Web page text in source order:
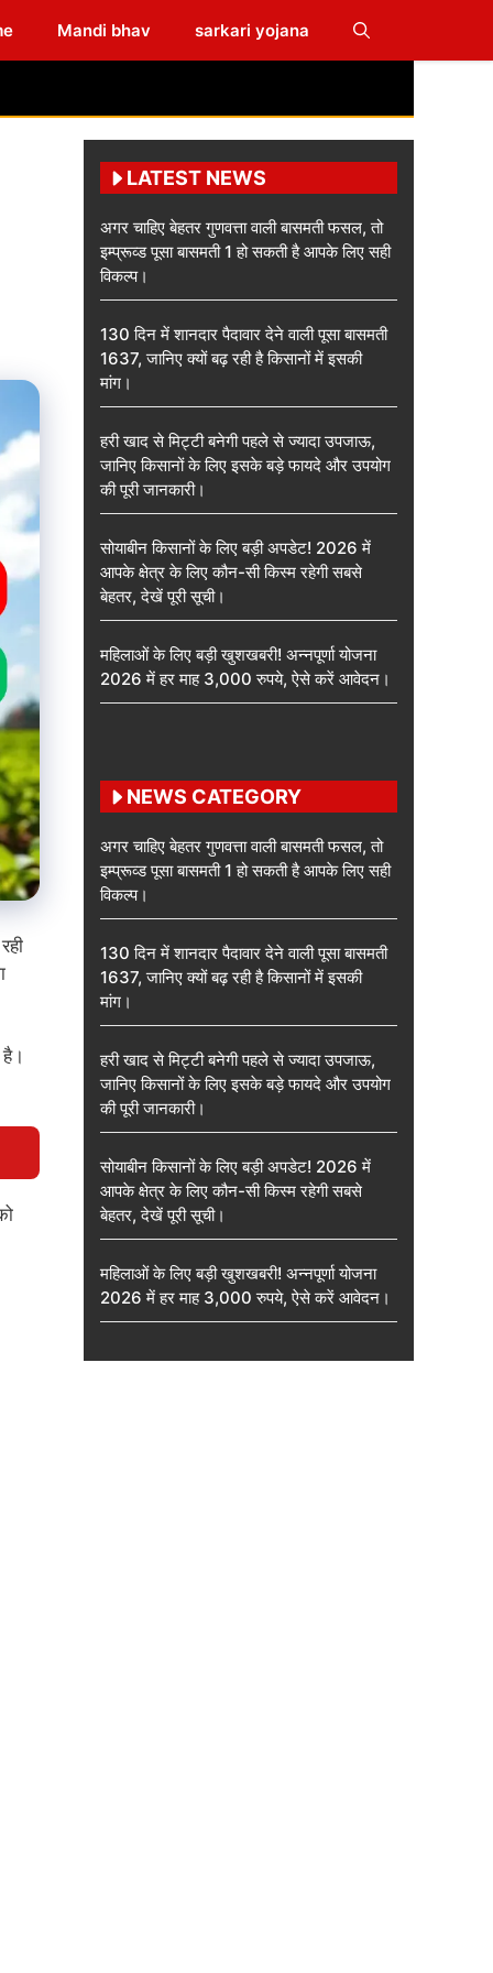
Mandi bhav sarkari yojana
LATEST NEWS
अगर चाहिए बेहतर गुणवत्ता वाली बासमती फसल, तो
इम्प्रूव्ड पूसा बासमती 1 हो सकती है आपके लिए सही
विकल्प।
130 दिन में शानदार पैदावार देने वाली पूसा बासमती
1637, जानिए क्यों बढ़ रही है किसानों में इसकी
मांग।
हरी खाद से मिट्टी बनेगी पहले से ज्यादा उपजाऊ,
जानिए किसानों के लिए इसके बड़े फायदे और उपयोग
की पूरी जानकारी।
सोयाबीन किसानों के लिए बड़ी अपडेट! 2026 में
आपके क्षेत्र के लिए कौन-सी किस्म रहेगी सबसे
बेहतर, देखें पूरी सूची।
महिलाओं के लिए बड़ी खुशखबरी! अन्नपूर्णा योजना
2026 में हर माह 3,000 रुपये, ऐसे करें आवेदन।
NEWS CATEGORY
अगर चाहिए बेहतर गुणवत्ता वाली बासमती फसल, तो
इम्प्रूव्ड पूसा बासमती 1 हो सकती है आपके लिए सही
विकल्प।
130 दिन में शानदार पैदावार देने वाली पूसा बासमती
1637, जानिए क्यों बढ़ रही है किसानों में इसकी
मांग।
हरी खाद से मिट्टी बनेगी पहले से ज्यादा उपजाऊ,
जानिए किसानों के लिए इसके बड़े फायदे और उपयोग
की पूरी जानकारी।
सोयाबीन किसानों के लिए बड़ी अपडेट! 2026 में
आपके क्षेत्र के लिए कौन-सी किस्म रहेगी सबसे
बेहतर, देखें पूरी सूची।
महिलाओं के लिए बड़ी खुशखबरी! अन्नपूर्णा योजना
2026 में हर माह 3,000 रुपये, ऐसे करें आवेदन।